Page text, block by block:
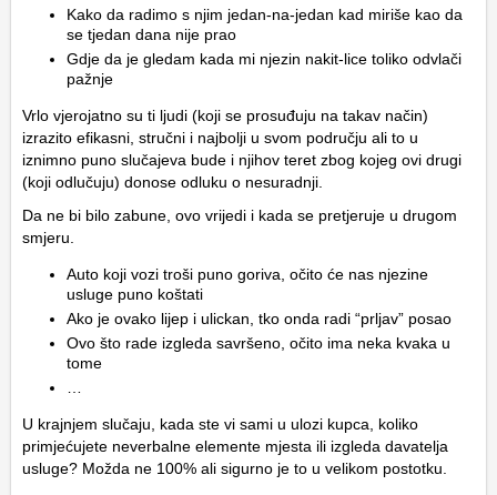
Kako da radimo s njim jedan-na-jedan kad miriše kao da
se tjedan dana nije prao
Gdje da je gledam kada mi njezin nakit-lice toliko odvlači
pažnje
Vrlo vjerojatno su ti ljudi (koji se prosuđuju na takav način)
izrazito efikasni, stručni i najbolji u svom području ali to u
iznimno puno slučajeva bude i njihov teret zbog kojeg ovi drugi
(koji odlučuju) donose odluku o nesuradnji.
Da ne bi bilo zabune, ovo vrijedi i kada se pretjeruje u drugom
smjeru.
Auto koji vozi troši puno goriva, očito će nas njezine
usluge puno koštati
Ako je ovako lijep i ulickan, tko onda radi “prljav” posao
Ovo što rade izgleda savršeno, očito ima neka kvaka u
tome
U krajnjem slučaju, kada ste vi sami u ulozi kupca, koliko
primjećujete neverbalne elemente mjesta ili izgleda davatelja
usluge? Možda ne 100% ali sigurno je to u velikom postotku.